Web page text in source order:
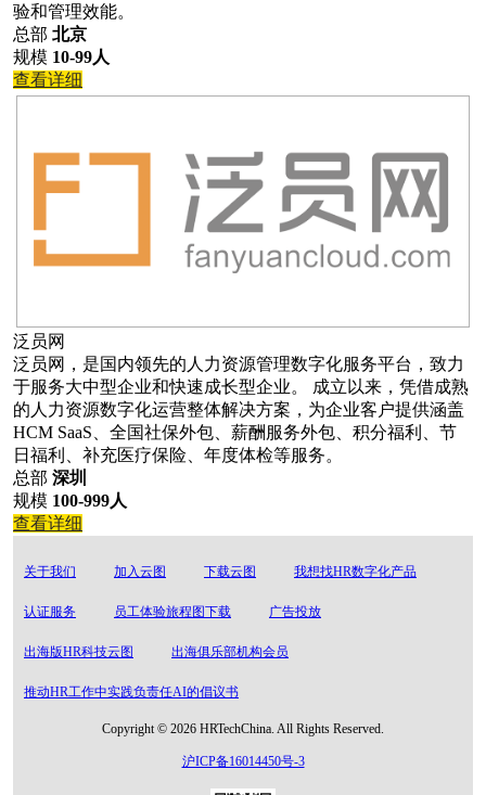
验和管理效能。
总部 北京
规模 10-99人
查看详细
泛员网
泛员网，是国内领先的人力资源管理数字化服务平台，致力
于服务大中型企业和快速成长型企业。 成立以来，凭借成熟
的人力资源数字化运营整体解决方案，为企业客户提供涵盖
HCM SaaS、全国社保外包、薪酬服务外包、积分福利、节
日福利、补充医疗保险、年度体检等服务。
总部 深圳
规模 100-999人
查看详细
关于我们 加入云图 下载云图 我想找HR数字化产品
认证服务 员工体验旅程图下载 广告投放
出海版HR科技云图 出海俱乐部机构会员
推动HR工作中实践负责任AI的倡议书
Copyright © 2026 HRTechChina. All Rights Reserved.
沪ICP备16014450号-3